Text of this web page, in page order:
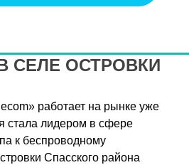
СЕЛЕ ОСТРОВКИ
работает на рынке уже
стала лидером в сфере
к беспроводному
Спасского района